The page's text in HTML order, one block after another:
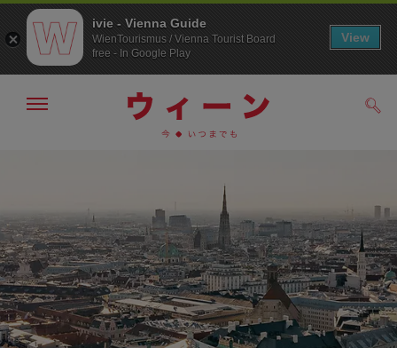
へ
ジ
の
ト
ッ
プ
へ
メ
非
表
示
ivie - Vienna Guide
WienTourismus / Vienna Tourist Board
free - In Google Play
View